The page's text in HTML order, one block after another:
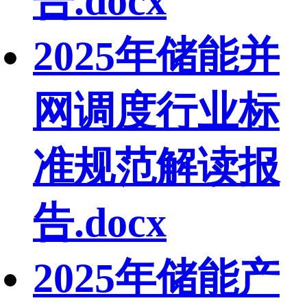
2025年储能并
网调度行业标
准规范解读报
告.docx
2025年储能产